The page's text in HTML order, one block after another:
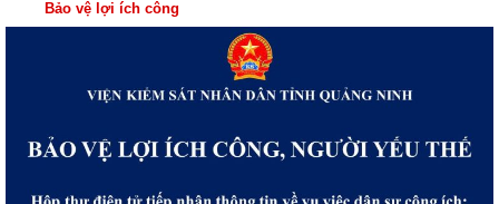
Bảo vệ lợi ích công